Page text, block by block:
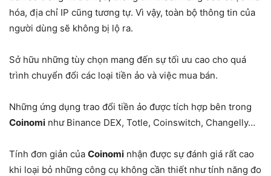
hóa, địa chỉ IP cũng tương tự. Vì vậy, toàn bộ thông tin của
người dùng sẽ không bị lộ ra.
Sở hữu những tùy chọn mang đến sự tối ưu cao cho quá
trình chuyển đổi các loại tiền ảo và việc mua bán.
Những ứng dụng trao đổi tiền ảo được tích hợp bên trong
Coinomi như Binance DEX, Totle, Coinswitch, Changelly…
Tính đơn giản của Coinomi nhận được sự đánh giá rất cao
khi loại bỏ những công cụ không cần thiết như tính năng đo